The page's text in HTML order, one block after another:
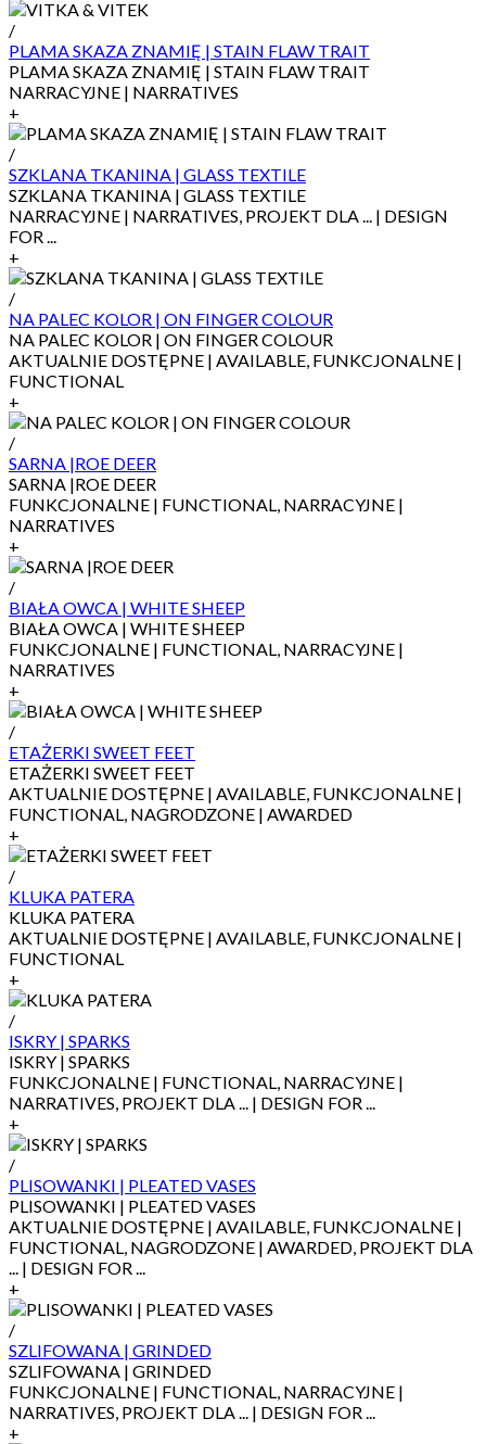
/
PLAMA SKAZA ZNAMIĘ | STAIN FLAW TRAIT
PLAMA SKAZA ZNAMIĘ | STAIN FLAW TRAIT
NARRACYJNE | NARRATIVES
+
/
SZKLANA TKANINA | GLASS TEXTILE
SZKLANA TKANINA | GLASS TEXTILE
NARRACYJNE | NARRATIVES, PROJEKT DLA ... | DESIGN
FOR ...
+
/
NA PALEC KOLOR | ON FINGER COLOUR
NA PALEC KOLOR | ON FINGER COLOUR
AKTUALNIE DOSTĘPNE | AVAILABLE, FUNKCJONALNE |
FUNCTIONAL
+
/
SARNA |ROE DEER
SARNA |ROE DEER
FUNKCJONALNE | FUNCTIONAL, NARRACYJNE |
NARRATIVES
+
/
BIAŁA OWCA | WHITE SHEEP
BIAŁA OWCA | WHITE SHEEP
FUNKCJONALNE | FUNCTIONAL, NARRACYJNE |
NARRATIVES
+
/
ETAŻERKI SWEET FEET
ETAŻERKI SWEET FEET
AKTUALNIE DOSTĘPNE | AVAILABLE, FUNKCJONALNE |
FUNCTIONAL, NAGRODZONE | AWARDED
+
/
KLUKA PATERA
KLUKA PATERA
AKTUALNIE DOSTĘPNE | AVAILABLE, FUNKCJONALNE |
FUNCTIONAL
+
/
ISKRY | SPARKS
ISKRY | SPARKS
FUNKCJONALNE | FUNCTIONAL, NARRACYJNE |
NARRATIVES, PROJEKT DLA ... | DESIGN FOR ...
+
/
PLISOWANKI | PLEATED VASES
PLISOWANKI | PLEATED VASES
AKTUALNIE DOSTĘPNE | AVAILABLE, FUNKCJONALNE |
FUNCTIONAL, NAGRODZONE | AWARDED, PROJEKT DLA
... | DESIGN FOR ...
+
/
SZLIFOWANA | GRINDED
SZLIFOWANA | GRINDED
FUNKCJONALNE | FUNCTIONAL, NARRACYJNE |
NARRATIVES, PROJEKT DLA ... | DESIGN FOR ...
+